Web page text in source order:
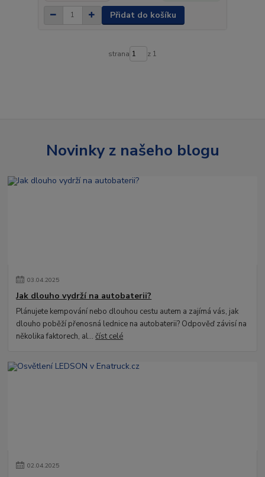
Přidat do košíku
strana z 1
Novinky z našeho blogu
03.04.2025
Jak dlouho vydrží na autobaterii?
Plánujete kempování nebo dlouhou cestu autem a zajímá vás, jak
dlouho poběží přenosná lednice na autobaterii? Odpověď závisí na
několika faktorech, al...číst celé
02.04.2025